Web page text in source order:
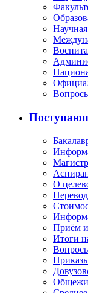
Научная
О
Приём
Итоги